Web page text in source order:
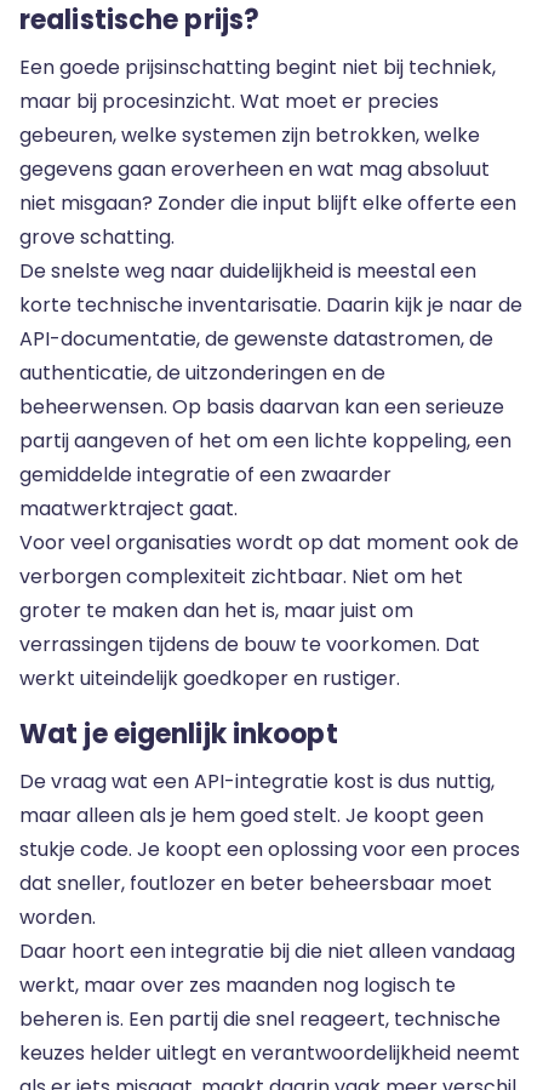
realistische prijs?
Een goede prijsinschatting begint niet bij techniek,
maar bij procesinzicht. Wat moet er precies
gebeuren, welke systemen zijn betrokken, welke
gegevens gaan eroverheen en wat mag absoluut
niet misgaan? Zonder die input blijft elke offerte een
grove schatting.
De snelste weg naar duidelijkheid is meestal een
korte technische inventarisatie. Daarin kijk je naar de
API-documentatie, de gewenste datastromen, de
authenticatie, de uitzonderingen en de
beheerwensen. Op basis daarvan kan een serieuze
partij aangeven of het om een lichte koppeling, een
gemiddelde integratie of een zwaarder
maatwerktraject gaat.
Voor veel organisaties wordt op dat moment ook de
verborgen complexiteit zichtbaar. Niet om het
groter te maken dan het is, maar juist om
verrassingen tijdens de bouw te voorkomen. Dat
werkt uiteindelijk goedkoper en rustiger.
Wat je eigenlijk inkoopt
De vraag wat een API-integratie kost is dus nuttig,
maar alleen als je hem goed stelt. Je koopt geen
stukje code. Je koopt een oplossing voor een proces
dat sneller, foutlozer en beter beheersbaar moet
worden.
Daar hoort een integratie bij die niet alleen vandaag
werkt, maar over zes maanden nog logisch te
beheren is. Een partij die snel reageert, technische
keuzes helder uitlegt en verantwoordelijkheid neemt